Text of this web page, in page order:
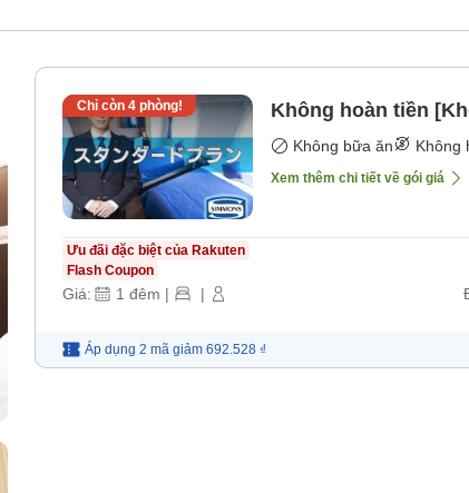
Chỉ còn 4phòng! Không hoàn tiền
Không bữa ăn Không
Xem thêm chi tiết về gói giá
Ưu đãi đặc biệt của Rakuten
Flash Coupon
Giá: 1 đêm | |
Áp dụng 2 mã giảm 692.528 ₫